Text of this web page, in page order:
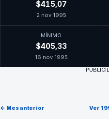
$415,07
2 nov 1995
MÍNIMO
$405,33
16 nov 1995
← Mes anterior Ver